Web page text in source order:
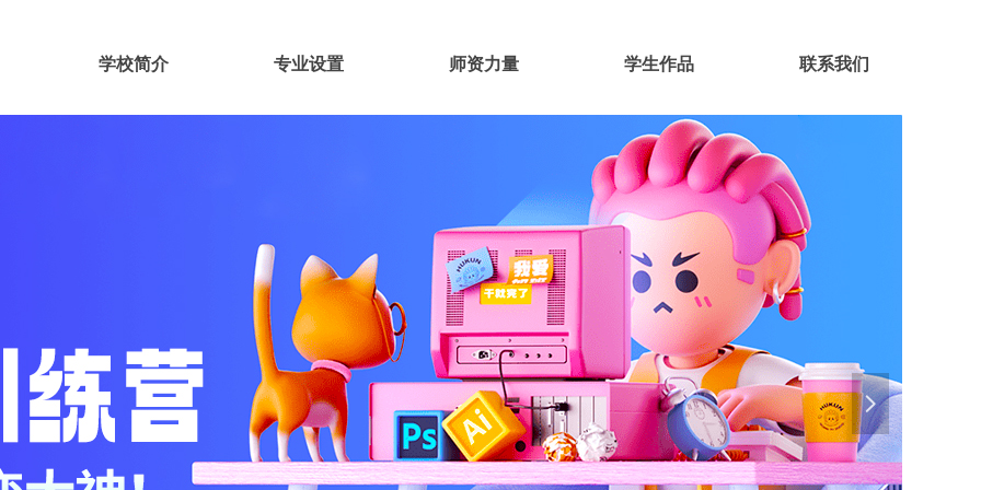
넲
学校简介 专业设置 师资力量 学生作品 联系我们